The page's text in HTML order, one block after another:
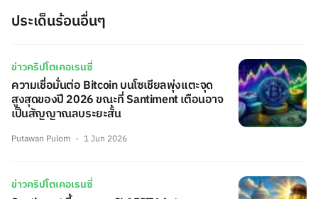
ประเด็นร้อนอื่นๆ
ข่าวคริปโตเคอเรนซี่
ความเชื่อมั่นต่อ Bitcoin บนโซเชียลพุ่งแตะจุด
สูงสุดของปี 2026 ขณะที่ Santiment เตือนอาจ
เป็นสัญญาณลบระยะสั้น
Putawan Pulom 1 Jun 2026
ข่าวคริปโตเคอเรนซี่